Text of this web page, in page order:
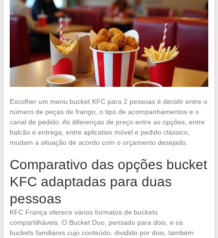
Escolher um menu bucket KFC para 2 pessoas é decidir entre o
número de peças de frango, o tipo de acompanhamentos e o
canal de pedido. As diferenças de preço entre as opções, entre
balcão e entrega, entre aplicativo móvel e pedido clássico,
mudam a situação de acordo com o orçamento desejado.
Comparativo das opções bucket
KFC adaptadas para duas
pessoas
KFC França oferece vários formatos de buckets
compartilháveis. O Bucket Duo, pensado para dois, e os
buckets familiares cujo conteúdo, dividido por dois, também